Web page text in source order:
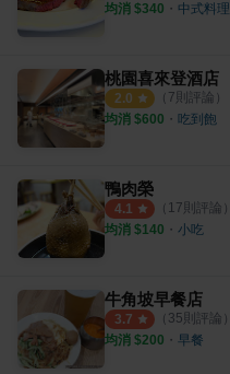
均消 $340 ・ 中式料理
桃園喜來登酒店
2.0 （ 7則評論）
均消 $600 ・ 吃到飽
鴨肉榮
4.1 （ 17則評論）
均消 $140 ・ 小吃
牛角坡早餐店
3.7 （ 35則評論）
均消 $200 ・ 早餐